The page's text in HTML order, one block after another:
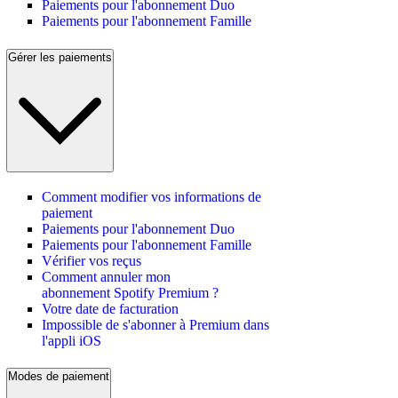
Paiements pour l'abonnement Duo
Paiements pour l'abonnement Famille
Gérer les paiements
Comment modifier vos informations de
paiement
Paiements pour l'abonnement Duo
Paiements pour l'abonnement Famille
Vérifier vos reçus
Comment annuler mon
abonnement Spotify Premium ?
Votre date de facturation
Impossible de s'abonner à Premium dans
l'appli iOS
Modes de paiement